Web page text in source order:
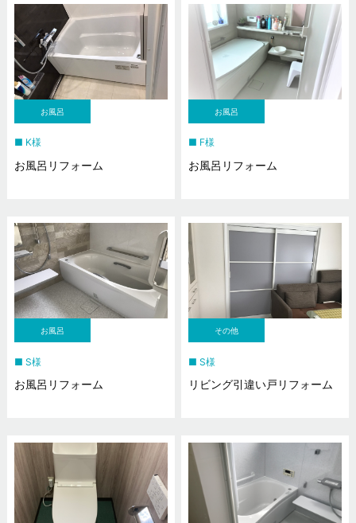
お風呂
K様
お風呂リフォーム
お風呂
F様
お風呂リフォーム
お風呂
S様
お風呂リフォーム
その他
S様
リビング引違い戸リフォーム